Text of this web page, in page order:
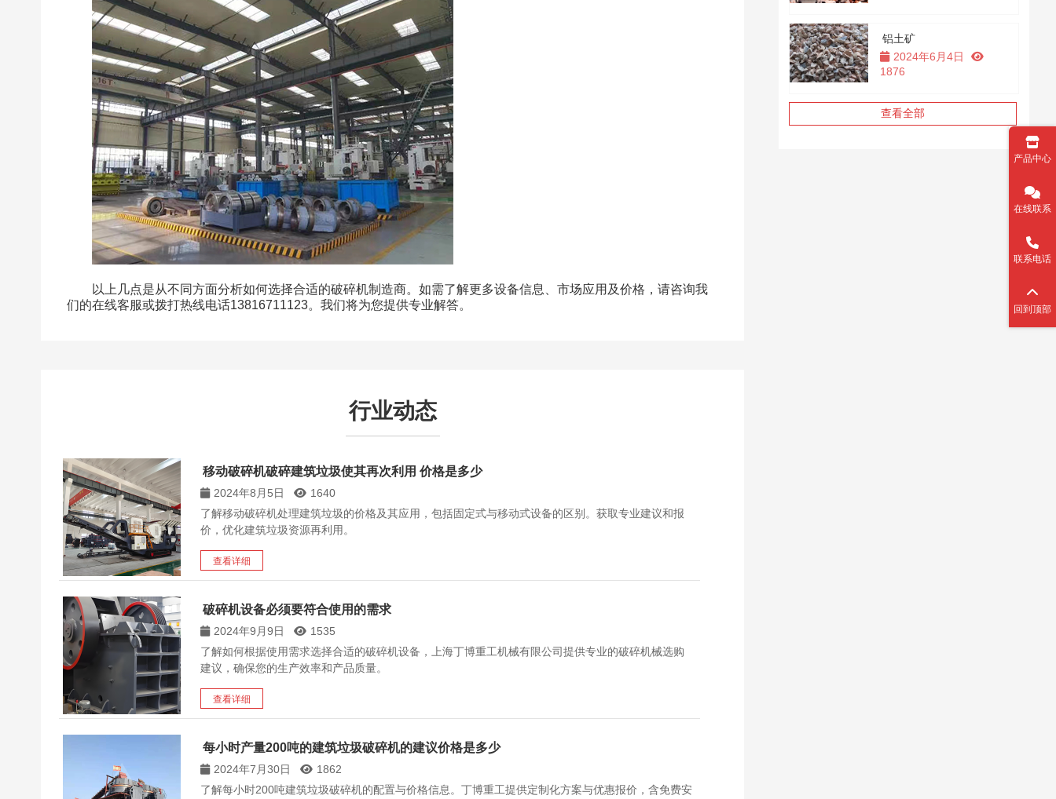
以上几点是从不同方面分析如何选择合适的破碎机制造商。如需了解更多设备信息、市场应用及价格，请咨询我
们的在线客服或拨打热线电话13816711123。我们将为您提供专业解答。
行业动态
移动破碎机破碎建筑垃圾使其再次利用 价格是多少
2024年8月5日
1640
了解移动破碎机处理建筑垃圾的价格及其应用，包括固定式与移动式设备的区别。获取专业建议和报
价，优化建筑垃圾资源再利用。
查看详细
破碎机设备必须要符合使用的需求
2024年9月9日
1535
了解如何根据使用需求选择合适的破碎机设备，上海丁博重工机械有限公司提供专业的破碎机械选购
建议，确保您的生产效率和产品质量。
查看详细
每小时产量200吨的建筑垃圾破碎机的建议价格是多少
2024年7月30日
1862
了解每小时200吨建筑垃圾破碎机的配置与价格信息。丁博重工提供定制化方案与优惠报价，含免费安
铝土矿
2024年6月4日
1876
查看全部
产品中心
在线联系
联系电话
回到顶部